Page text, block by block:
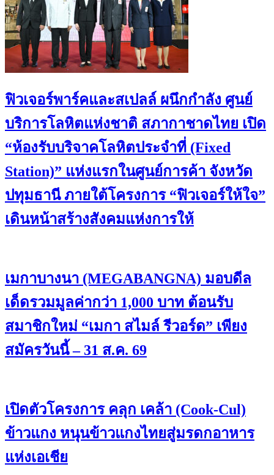
ฟิวเจอร์พาร์คและสเปลล์ ผนึกกำลัง ศูนย์
บริการโลหิตแห่งชาติ สภากาชาดไทย เปิด
“ห้องรับบริจาคโลหิตประจำที่ (Fixed
Station)” แห่งแรกในศูนย์การค้า จังหวัด
ปทุมธานี ภายใต้โครงการ “ฟิวเจอร์ให้ใจ”
เดินหน้าสร้างสังคมแห่งการให้
เมกาบางนา (MEGABANGNA) มอบดีล
เด็ดรวมมูลค่ากว่า 1,000 บาท ต้อนรับ
สมาชิกใหม่ “เมกา สไมล์ รีวอร์ด” เพียง
สมัครวันนี้ – 31 ส.ค. 69
เปิดตัวโครงการ คลุก เคล้า (Cook-Cul)
ข้าวแกง หนุนข้าวแกงไทยสู่มรดกอาหาร
แห่งเอเชีย